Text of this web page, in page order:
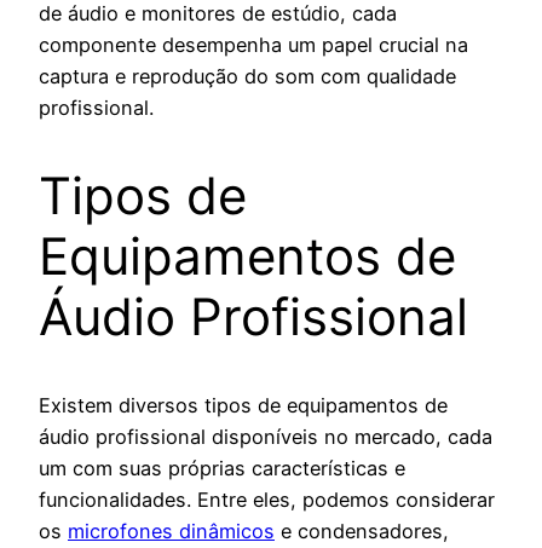
de áudio e monitores de estúdio, cada
componente desempenha um papel crucial na
captura e reprodução do som com qualidade
profissional.
Tipos de
Equipamentos de
Áudio Profissional
Existem diversos tipos de equipamentos de
áudio profissional disponíveis no mercado, cada
um com suas próprias características e
funcionalidades. Entre eles, podemos considerar
os microfones dinâmicos e condensadores,